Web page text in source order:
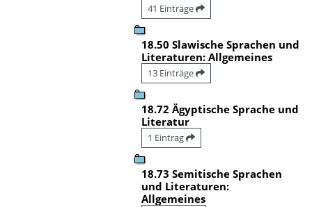
41 Einträge
18.50 Slawische Sprachen und
Literaturen: Allgemeines
13 Einträge
18.72 Ägyptische Sprache und
Literatur
1 Eintrag
18.73 Semitische Sprachen
und Literaturen:
Allgemeines